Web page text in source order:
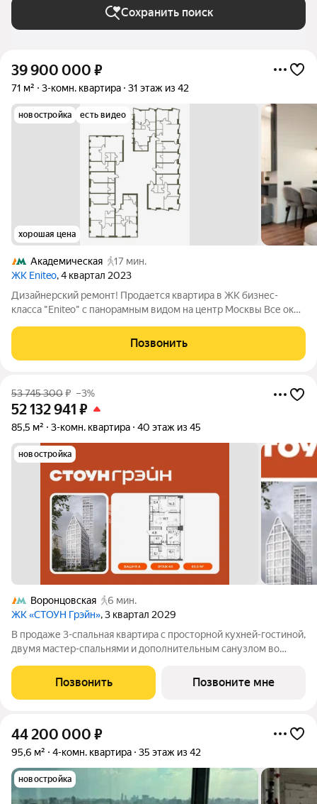
Сохранить поиск
39 900 000 ₽
71 м² 3-комн. квартира 31 этаж из 42
новостройка есть видео
хорошая цена
Академическая
17 мин.
ЖК Eniteo, 4 квартал 2023
Дизайнерский ремонт! Продается квартира в ЖК бизнес-
класса "Eniteo" с панорамным видом на центр Москвы Все окна
гостиная. Есть прачечная и гардеробная комнаты. Сделан
высококачественный
Позвонить
53 745 300₽ –3%
52 132 941 ₽
85,5 м² 3-комн. квартира 40 этаж из 45
новостройка
Воронцовская
6 мин.
ЖК «СТОУН Грэйн», 3 квартал 2029
В продаже 3-спальная квартира с просторной кухней-гостиной,
двумя мастер-спальнями и дополнительным санузлом во
младенца. Особое преимущество - вид на панораму города.
Квартира с 3 спальнями -
Позвонить Позвоните мне
44 200 000 ₽
95,6 м² 4-комн. квартира 35 этаж из 42
новостройка